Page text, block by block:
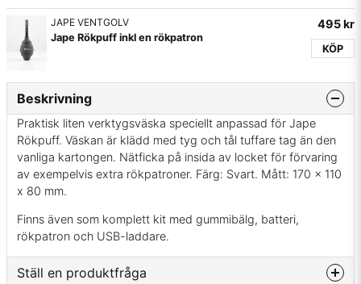
JAPE VENTGOLV
Jape Rökpuff inkl en rökpatron
495 kr
KÖP
Beskrivning
Praktisk liten verktygsväska speciellt anpassad för Jape
Rökpuff. Väskan är klädd med tyg och tål tuffare tag än den
vanliga kartongen. Nätficka på insida av locket för förvaring
av exempelvis extra rökpatroner. Färg: Svart. Mått: 170 x 110
x 80 mm.
Finns även som komplett kit med gummibälg, batteri,
rökpatron och USB-laddare.
Ställ en produktfråga